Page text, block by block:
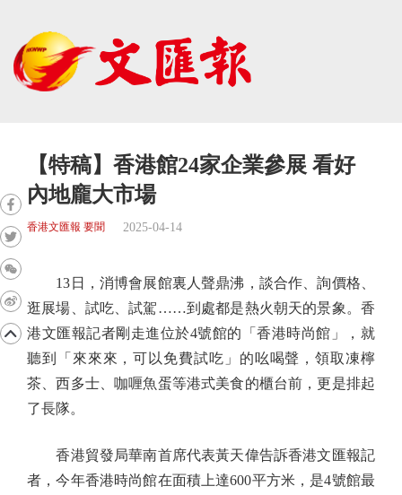
【特稿】香港館24家企業參展 看好
內地龐大市場
香港文匯報 要聞 2025-04-14
13日，消博會展館裏人聲鼎沸，談合作、詢價格、
逛展場、試吃、試駕……到處都是熱火朝天的景象。香
港文匯報記者剛走進位於4號館的「香港時尚館」，就
聽到「來來來，可以免費試吃」的吆喝聲，領取凍檸
茶、西多士、咖喱魚蛋等港式美食的櫃台前，更是排起
了長隊。
香港貿發局華南首席代表黃天偉告訴香港文匯報記
者，今年香港時尚館在面積上達600平方米，是4號館最